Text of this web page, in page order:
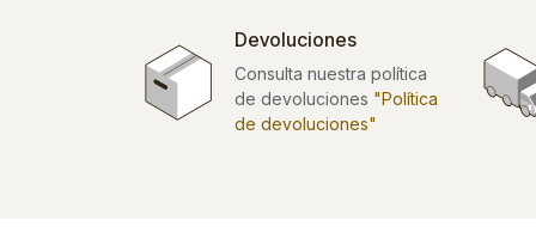
Devoluciones
Consulta nuestra política
de devoluciones "Política
de devoluciones"